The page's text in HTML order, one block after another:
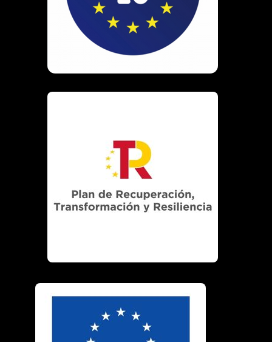
VER PRODUCTO